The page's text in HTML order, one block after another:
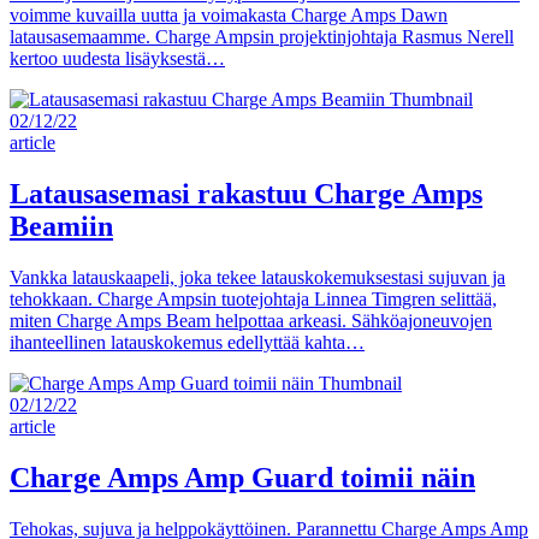
voimme kuvailla uutta ja voimakasta Charge Amps Dawn
latausasemaamme. Charge Ampsin projektinjohtaja Rasmus Nerell
kertoo uudesta lisäyksestä…
02/12/22
article
Latausasemasi rakastuu Charge Amps
Beamiin
Vankka latauskaapeli, joka tekee latauskokemuksestasi sujuvan ja
tehokkaan. Charge Ampsin tuotejohtaja Linnea Timgren selittää,
miten Charge Amps Beam helpottaa arkeasi. Sähköajoneuvojen
ihanteellinen latauskokemus edellyttää kahta…
02/12/22
article
Charge Amps Amp Guard toimii näin
Tehokas, sujuva ja helppokäyttöinen. Parannettu Charge Amps Amp